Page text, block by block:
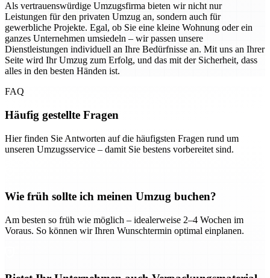
Als vertrauenswürdige Umzugsfirma bieten wir nicht nur
Leistungen für den privaten Umzug an, sondern auch für
gewerbliche Projekte. Egal, ob Sie eine kleine Wohnung oder ein
ganzes Unternehmen umsiedeln – wir passen unsere
Dienstleistungen individuell an Ihre Bedürfnisse an. Mit uns an Ihrer
Seite wird Ihr Umzug zum Erfolg, und das mit der Sicherheit, dass
alles in den besten Händen ist.
FAQ
Häufig gestellte Fragen
Hier finden Sie Antworten auf die häufigsten Fragen rund um
unseren Umzugsservice – damit Sie bestens vorbereitet sind.
Wie früh sollte ich meinen Umzug buchen?
Am besten so früh wie möglich – idealerweise 2–4 Wochen im
Voraus. So können wir Ihren Wunschtermin optimal einplanen.